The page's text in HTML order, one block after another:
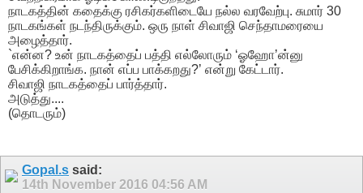
நாடகத்தின் கதைக்கு ரசிகர்களிடையே நல்ல வரவேற்பு. சுமார் 30
நாடகங்கள் நடந்திருக்கும். ஒரு நாள் சிவாஜி செந்தாமரையை
அழைத்தார்.
`என்ன? உன் நாடகத்தைப் பத்தி எல்லோரும் ‘ஓஹோ’ன்னு
பேசிக்கிறாங்க. நான் எப்ப பாக்கறது?’ என்று கேட்டார்.
சிவாஜி நாடகத்தைப் பார்த்தார்.
அடுத்து....
(தொடரும்)
Gopal.s said:
14th November 2016 04:56 AM